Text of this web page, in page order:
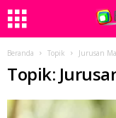
Beranda Topik Jurusan
Topik: